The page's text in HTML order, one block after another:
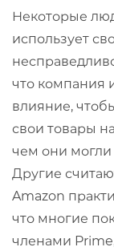
Некоторые
использует
что компания
влияние,
свои товары
чем они могли
Другие
Amazon
что многие
членами